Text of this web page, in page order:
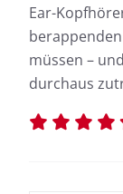
Ear-
müssen –
durchaus